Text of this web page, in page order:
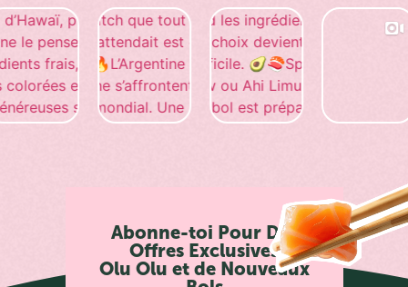
Abonne-toi Pour Des
Offres Exclusives
Olu Olu et de Nouveaux